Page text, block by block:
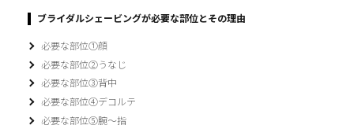
ブライダルシェービングが必要な部位とその理由
必要な部位①顔
必要な部位②うなじ
必要な部位③背中
必要な部位④デコルテ
必要な部位⑤腕～指